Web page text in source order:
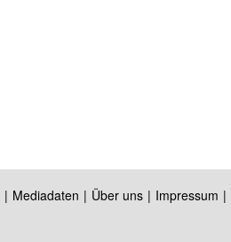
Mediadaten Über uns Impressum